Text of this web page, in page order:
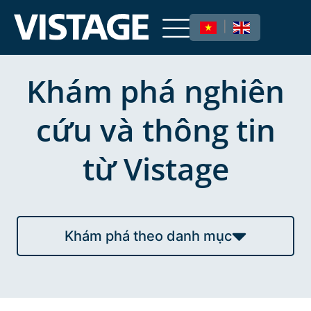
Khám phá nghiên
cứu và thông tin
từ Vistage
Khám phá theo danh mục